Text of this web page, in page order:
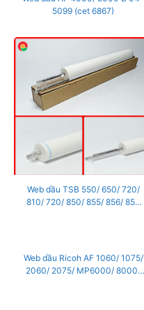
5099 (cet 6867)
Web dầu TSB 550/ 650/ 720/
810/ 720/ 850/ 855/ 856/ 857
Web dầu Ricoh AF 1060/ 1075/
2060/ 2075/ MP6000/ 8000/